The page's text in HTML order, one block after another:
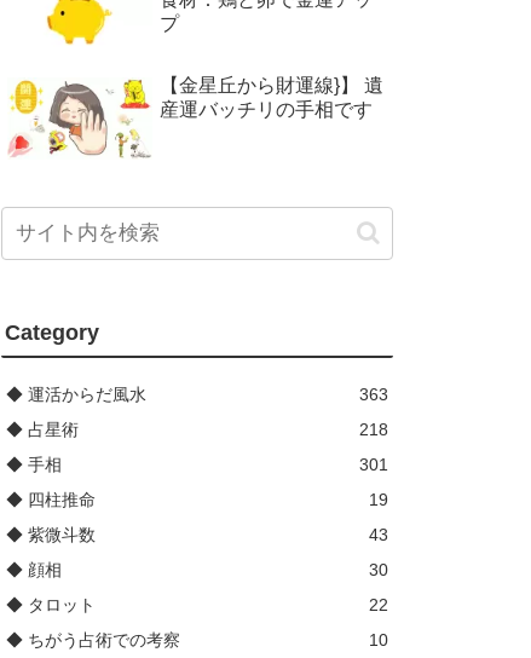
プ
【金星丘から財運線}】 遺
産運バッチリの手相です
Category
◆ 運活からだ風水
363
◆ 占星術
218
◆ 手相
301
◆ 四柱推命
19
◆ 紫微斗数
43
◆ 顔相
30
◆ タロット
22
◆ ちがう占術での考察
10